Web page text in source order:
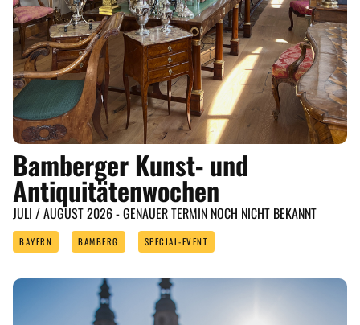
Bamberger Kunst- und
Antiquitätenwochen
JULI / AUGUST 2026 - GENAUER TERMIN NOCH NICHT BEKANNT
BAYERN BAMBERG SPECIAL-EVENT